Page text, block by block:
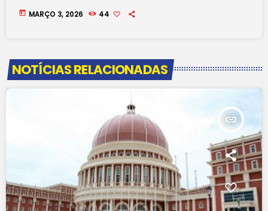
today MARÇO 3, 2026 44
NOTÍCIAS RELACIONADAS
insert_link